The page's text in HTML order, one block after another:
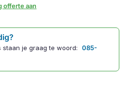
offerte aan
staan je graag te woord:
085-